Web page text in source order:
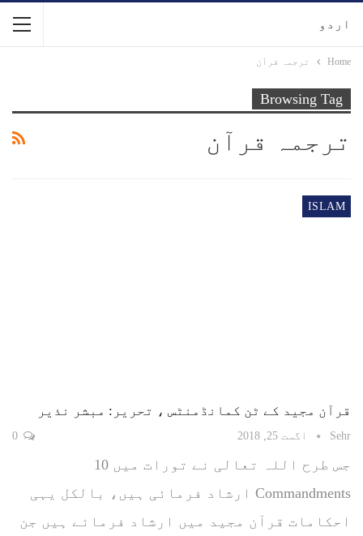
اردو
Home ترجمہ قرآن
Browsing Tag
ترجمہ قرآن
ISLAM
قرآن مجید کے ٹن کمانڈمنٹس ، تحریر: مبشر نذیر
Sehr اگست 25, 2018
جس طرح اللہ تعالی نے تورات میں 10
Commandments ارشاد فرمائی ہیں، بالکل یہی
احکامات قرآن مجید میں ارشاد فرمائے ہیں جن